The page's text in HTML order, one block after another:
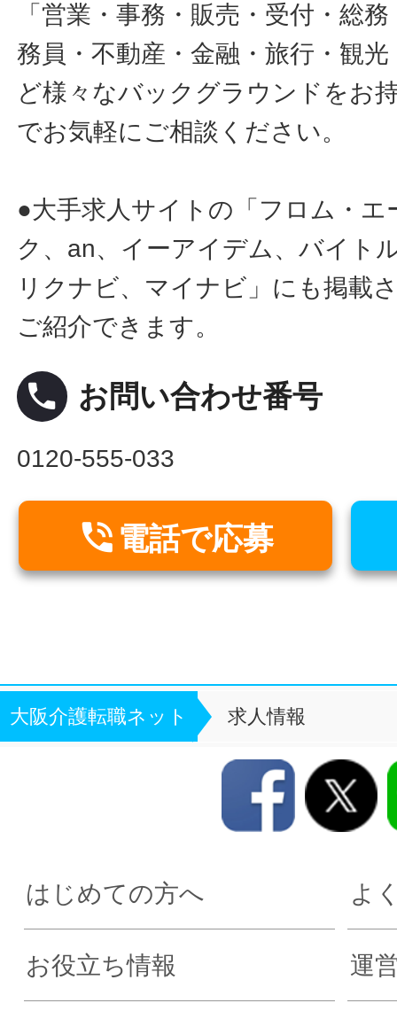
「営業・事務・販売・受付・総
務員・不動産・金融・旅行・観
ど様々なバックグラウンドをお
でお気軽にご相談ください。
●大手求人サイトの「フロム・
ク、an、イーアイデム、バイト
リクナビ、マイナビ」にも掲載
ご紹介できます。
local_phone お問い合わせ番号
0120-555-033
 電話で応募
大阪介護転職ネット 求人情報
はじめての方へ よ
お役立ち情報 運